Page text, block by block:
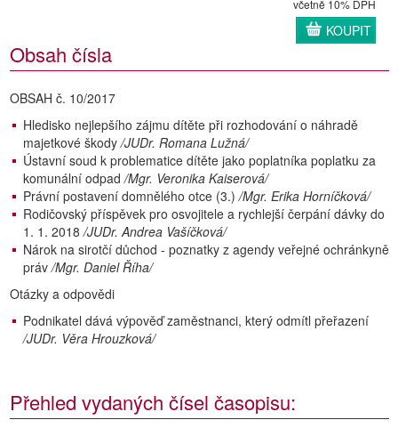
včetně 10% DPH
KOUPIT
Obsah čísla
OBSAH č. 10/2017
Hledisko nejlepšího zájmu dítěte při rozhodování o náhradě
majetkové škody/JUDr. Romana Lužná/
Ústavní soud k problematice dítěte jako poplatníka poplatku za
komunální odpad/Mgr. Veronika Kaiserová/
Právní postavení domnělého otce (3.) /Mgr. Erika Horníčková/
Rodičovský příspěvek pro osvojitele a rychlejší čerpání dávky do
1. 1. 2018 /JUDr. Andrea Vašíčková/
Nárok na sirotčí důchod - poznatky z agendy veřejné ochránkyně
práv/Mgr. Daniel Říha/
Otázky a odpovědi
Podnikatel dává výpověď zaměstnanci, který odmítl přeřazení
/JUDr. Věra Hrouzková/
Přehled vydaných čísel časopisu: